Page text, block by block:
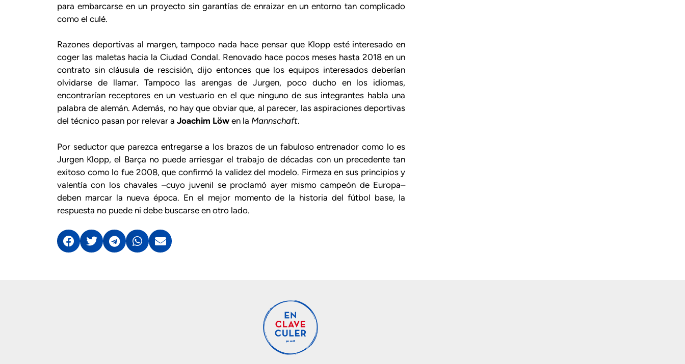
para embarcarse en un proyecto sin garantías de enraizar en un entorno tan complicado
como el culé.
Razones deportivas al margen, tampoco nada hace pensar que Klopp esté interesado en
coger las maletas hacia la Ciudad Condal. Renovado hace pocos meses hasta 2018 en un
contrato sin cláusula de rescisión, dijo entonces que los equipos interesados deberían
olvidarse de llamar. Tampoco las arengas de Jurgen, poco ducho en los idiomas,
encontrarían receptores en un vestuario en el que ninguno de sus integrantes habla una
palabra de alemán. Además, no hay que obviar que, al parecer, las aspiraciones deportivas
del técnico pasan por relevar a Joachim Löw en la Mannschaft.
Por seductor que parezca entregarse a los brazos de un fabuloso entrenador como lo es
Jurgen Klopp, el Barça no puede arriesgar el trabajo de décadas con un precedente tan
exitoso como lo fue 2008, que confirmó la validez del modelo. Firmeza en sus principios y
valentía con los chavales –cuyo juvenil se proclamó ayer mismo campeón de Europa–
deben marcar la nueva época. En el mejor momento de la historia del fútbol base, la
respuesta no puede ni debe buscarse en otro lado.